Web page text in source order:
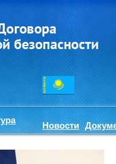
Новости